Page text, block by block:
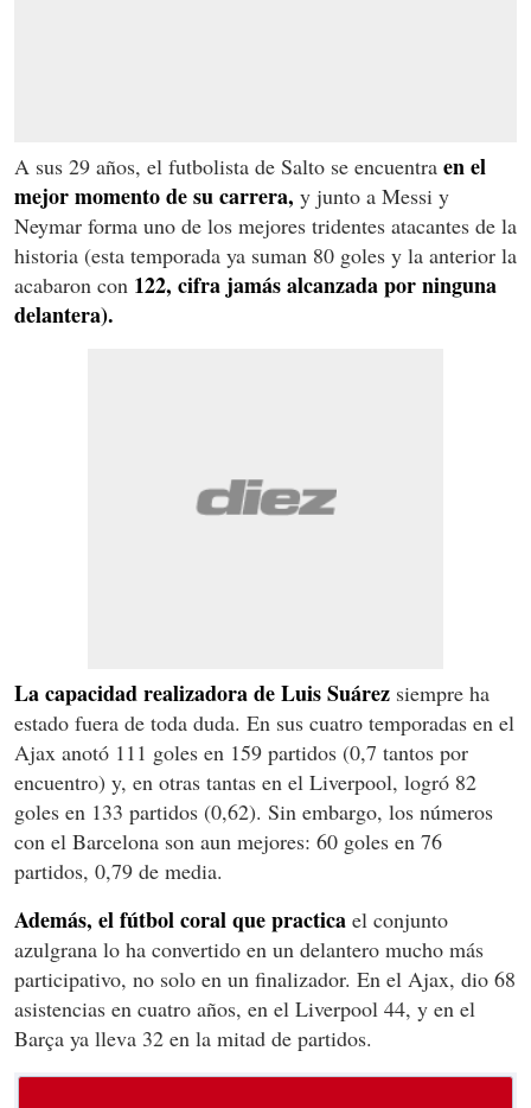
A sus 29 años, el futbolista de Salto se encuentra en el
mejor momento de su carrera, y junto a Messi y
Neymar forma uno de los mejores tridentes atacantes de la
historia (esta temporada ya suman 80 goles y la anterior la
acabaron con 122, cifra jamás alcanzada por ninguna
delantera).
La capacidad realizadora de Luis Suárez siempre ha
estado fuera de toda duda. En sus cuatro temporadas en el
Ajax anotó 111 goles en 159 partidos (0,7 tantos por
encuentro) y, en otras tantas en el Liverpool, logró 82
goles en 133 partidos (0,62). Sin embargo, los números
con el Barcelona son aun mejores: 60 goles en 76
partidos, 0,79 de media.
Además, el fútbol coral que practica el conjunto
azulgrana lo ha convertido en un delantero mucho más
participativo, no solo en un finalizador. En el Ajax, dio 68
asistencias en cuatro años, en el Liverpool 44, y en el
Barça ya lleva 32 en la mitad de partidos.